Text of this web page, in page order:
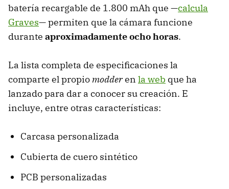
batería recargable de 1.800 mAh que —calcula
Graves— permiten que la cámara funcione
durante aproximadamente ocho horas.
La lista completa de especificaciones la
comparte el propiomodderen la web que ha
lanzado para dar a conocer su creación. E
incluye, entre otras características:
Carcasa personalizada
Cubierta de cuero sintético
PCB personalizadas